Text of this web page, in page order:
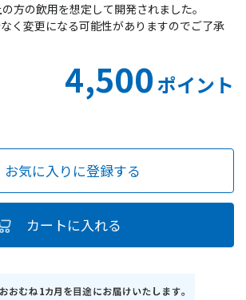
方の飲用を想定して開発されました。
く変更になる可能性がありますのでご了承
4,500ポイント
お気に入りに登録する